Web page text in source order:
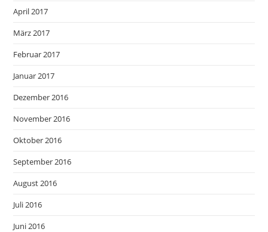
April 2017
März 2017
Februar 2017
Januar 2017
Dezember 2016
November 2016
Oktober 2016
September 2016
August 2016
Juli 2016
Juni 2016